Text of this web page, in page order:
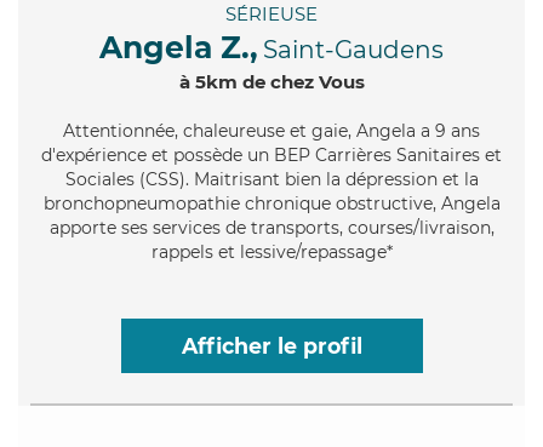
SÉRIEUSE
Angela Z., Saint-Gaudens
à 5km de chez Vous
Attentionnée, chaleureuse et gaie, Angela a 9 ans
d'expérience et possède un BEP Carrières Sanitaires et
Sociales (CSS). Maitrisant bien la dépression et la
bronchopneumopathie chronique obstructive, Angela
apporte ses services de transports, courses/livraison,
rappels et lessive/repassage*
Afficher le profil